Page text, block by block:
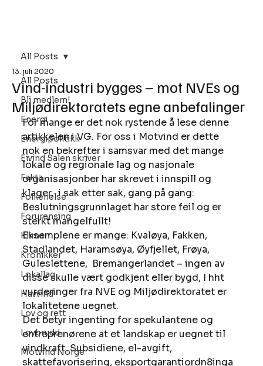
All Posts
Bli medlem!
Energi
Energipolitikk
Eivind Salen skriver
Fakta
Folkehelse
Forurensing
Klima
Kronikker
Lokallag
Havvind
Lov og rett
Lovbrudd
Motvind Norge
All Posts
Vind-industri bygges – mot NVEs og
Miljødirektoratets egne anbefalinger
13. juli 2020
For mange er det nok rystende å lese denne
artikkelen i VG. For oss i Motvind er dette
nok en bekrefter i samsvar med det mange
lokale og regionale lag og nasjonale
organisasjonber har skrevet i innspill og
klager,  i sak etter sak, gang på gang:
Beslutningsgrunnlaget har store feil og er
sterkt mangelfullt!
Eksemplene er mange: Kvaløya, Fakken,
Stadlandet, Haramsøya, Øyfjellet, Frøya,
Guleslettene,  Bremangerlandet – ingen av
disse skulle vært godkjent eller bygd, I hht
vurderinger fra NVE og Miljødirektoratet er
lokalitetene uegnet.
Det betyr ingenting for spekulantene og
entreprenørene at et landskap er uegnet til
vindkraft. Subsidiene, el-avgift,
skattefavorisering, eksportgarantiordn8inga